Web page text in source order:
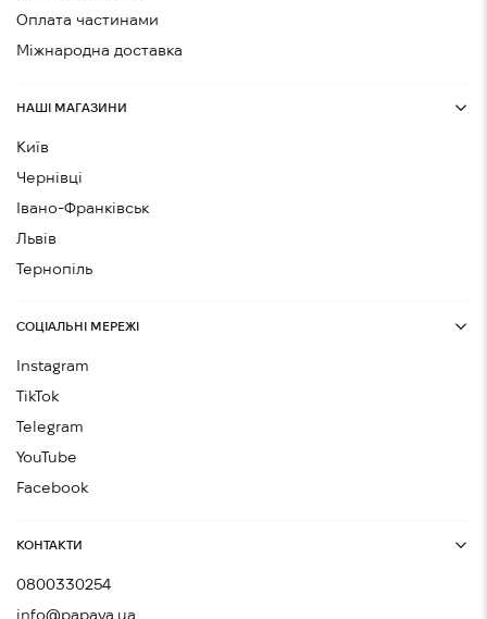
Оплата частинами
Міжнародна доставка
НАШІ МАГАЗИНИ
Київ
Чернівці
Івано-Франківськ
Львів
Тернопіль
СОЦІАЛЬНІ МЕРЕЖІ
Instagram
TikTok
Telegram
YouTube
Facebook
КОНТАКТИ
0800330254
info@papaya.ua